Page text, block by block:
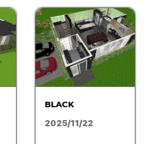
BLACK
2025/11/22